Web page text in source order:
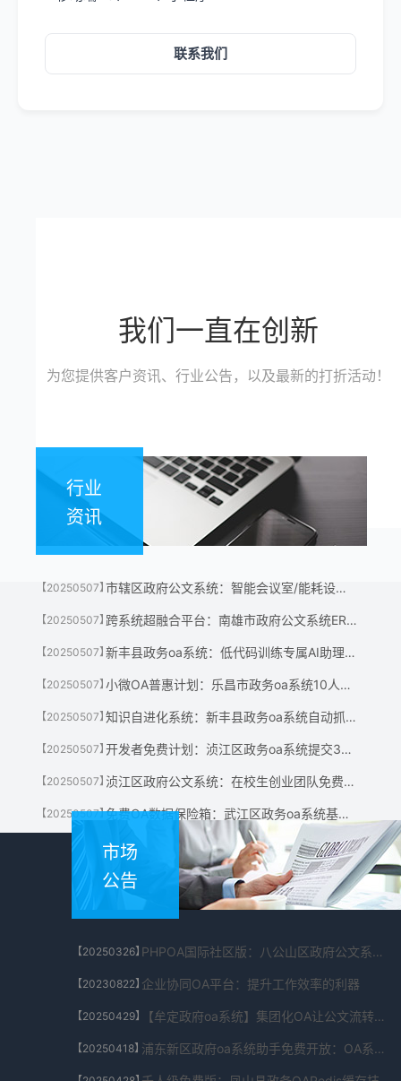
联系我们
我们一直在创新
为您提供客户资讯、行业公告，以及最新的打折活动！
行业
资讯
【20250507】 市辖区政府公文系统：智能会议室/能耗设备/安防系统一体化管控
【20250507】 跨系统超融合平台：南雄市政府公文系统ERP/CRM/财务系统数据自动贯通
【20250507】 新丰县政务oa系统：低代码训练专属AI助理处理重复性事务
【20250507】 小微OA普惠计划：乐昌市政务oa系统10人以下企业免费使用智能审批核心模块
【20250507】 知识自进化系统：新丰县政务oa系统自动抓取行业动态，生成内部知识图谱
【20250507】 开发者免费计划：浈江区政务oa系统提交3个OA插件，换取千人规模系统永久授权
【20250507】 浈江区政府公文系统：在校生创业团队免费使用企业级OA至公司盈利
【20250507】 免费OA数据保险箱：武江区政务oa系统基础功能0费用，付费仅限私有化部署选项
市场
公告
【20250326】 PHPOA国际社区版：八公山区政府公文系统支持20种语言跨国部署的全球协作系统
【20230822】企业协同OA平台：提升工作效率的利器
【20250429】 【牟定政府oa系统】集团化OA让公文流转效率提升200%，成本直降40%
【20250418】 浦东新区政府oa系统助手免费开放：OA系统自动识别票据，减少80%人工核对